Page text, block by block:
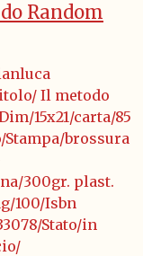
Random
Il metodo
15x21/carta/85
Stampa/brossura
300gr. plast.
100/Isbn
Stato/in